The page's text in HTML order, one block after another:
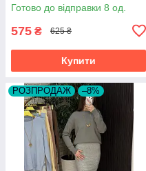
Готово до відправки 8 од.
575 ₴ 625 ₴
Купити
РОЗПРОДАЖ –8%